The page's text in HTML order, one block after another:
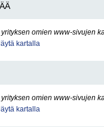
omien www-sivujen
kartalla
omien www-sivujen
kartalla